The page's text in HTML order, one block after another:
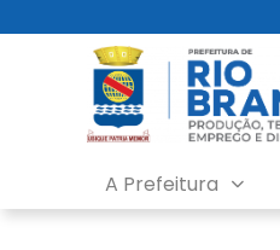
A Prefeitura